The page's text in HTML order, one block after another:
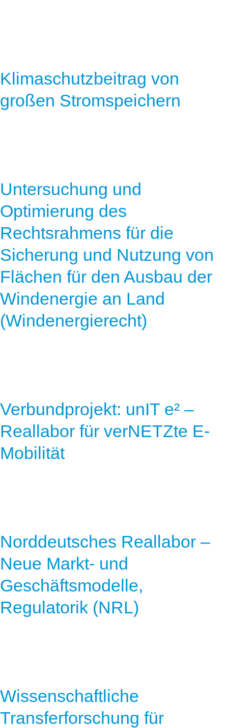
Klimaschutzbeitrag von
großen Stromspeichern
Untersuchung und
Optimierung des
Rechtsrahmens für die
Sicherung und Nutzung von
Flächen für den Ausbau der
Windenergie an Land
(Windenergierecht)
Verbundprojekt: unIT e² –
Reallabor für verNETZte E-
Mobilität
Norddeutsches Reallabor –
Neue Markt‐ und
Geschäftsmodelle,
Regulatorik (NRL)
Wissenschaftliche
Transferforschung für